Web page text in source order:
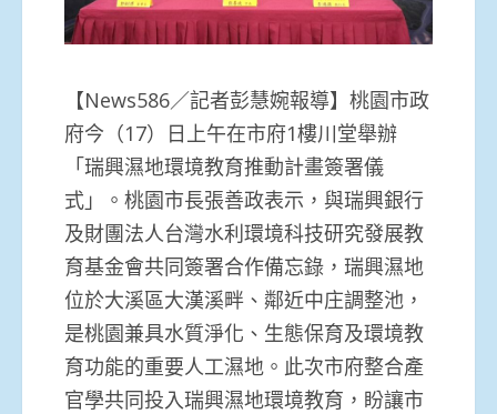
【News586／記者彭慧婉報導】桃園市政
府今（17）日上午在市府1樓川堂舉辦
「瑞興濕地環境教育推動計畫簽署儀
式」。桃園市長張善政表示，與瑞興銀行
及財團法人台灣水利環境科技研究發展教
育基金會共同簽署合作備忘錄，瑞興濕地
位於大溪區大漢溪畔、鄰近中庄調整池，
是桃園兼具水質淨化、生態保育及環境教
育功能的重要人工濕地。此次市府整合產
官學共同投入瑞興濕地環境教育，盼讓市